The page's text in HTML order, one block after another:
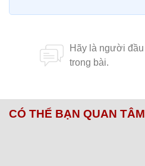
CÓ THỂ BẠN QUAN TÂM